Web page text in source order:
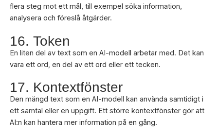
flera steg mot ett mål, till exempel söka information,
analysera och föreslå åtgärder.
16. Token
En liten del av text som en AI-modell arbetar med. Det kan
vara ett ord, en del av ett ord eller ett tecken.
17. Kontextfönster
Den mängd text som en AI-modell kan använda samtidigt i
ett samtal eller en uppgift. Ett större kontextfönster gör att
AI:n kan hantera mer information på en gång.